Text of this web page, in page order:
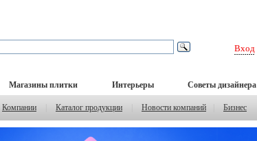
Вход
Магазины плитки Интерьеры Советы дизайнера
Компании Каталог продукции Новости компаний Бизнес